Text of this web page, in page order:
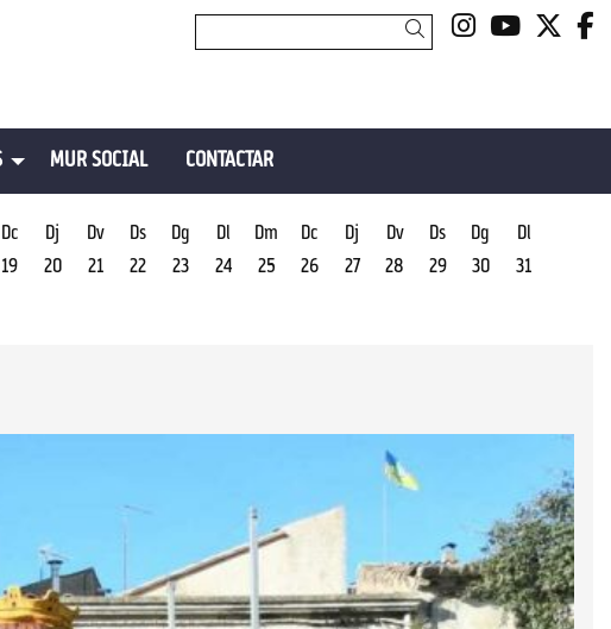
Link aLink a
Cercar
MUR SOCIAL CONTACTAR
Dc
19
Dj
20
Dv
21
Ds
22
Dg
23
Dl
24
Dm
25
Dc
26
Dj
27
Dv
28
Ds
29
Dg
30
Dl
31